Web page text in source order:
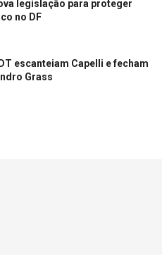
legislação para proteger
no DF
escanteiam Capelli e fecham
Grass